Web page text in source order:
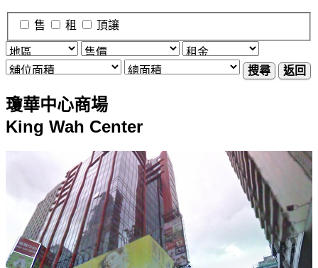
售 租 頂讓
搜尋 返回
瓊華中心商場
King Wah Center